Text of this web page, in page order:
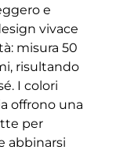
e
vivace
misura 50
risultando
I colori
offrono una
per
abbinarsi